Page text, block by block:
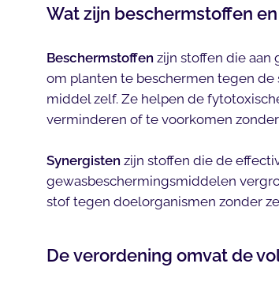
Wat zijn beschermstoffen
Beschermstoffenzijn stoffen die aan
om planten te beschermen tegen
middel zelf. Ze helpen de
verminderen of te voorkomen
Synergisten zijn stoffen die de
gewasbeschermingsmiddelen
stof tegen doelorganismen zonder
De verordening omvat de